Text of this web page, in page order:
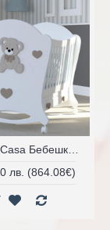
лв. (864.08€)